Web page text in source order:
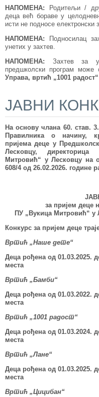
НАПОМЕНА:
Родитељи /
деца већ бораве у
исти не подносе електронски
НАПОМЕНА: Подносилац
унетих у захтев.
НАПОМЕНА: Захтев за
предшколски програм може
Управа, вртић „1001
ЈАВНИ
На основу члана 60. став.
Правилника о начину,
пријема деце у
Лесковцу, директорица
Митровић“ у Лесковцу на
608/4 од 26.02.2026. године
за пријем деце
ПУ „Вукица Митровић“ у
Конкурс за пријем деце
Вртић „Наше дете“
Деца рођена од 01.03.2025.
места
Вртић „Бамби“
Деца рођена од 01.03.2022.
места
Вртић „1001 радост“
Деца рођена од 01.03.2024.
места
Вртић „Лане“
Деца рођена од 01.03.2025.
места
Вртић „Цицибан“